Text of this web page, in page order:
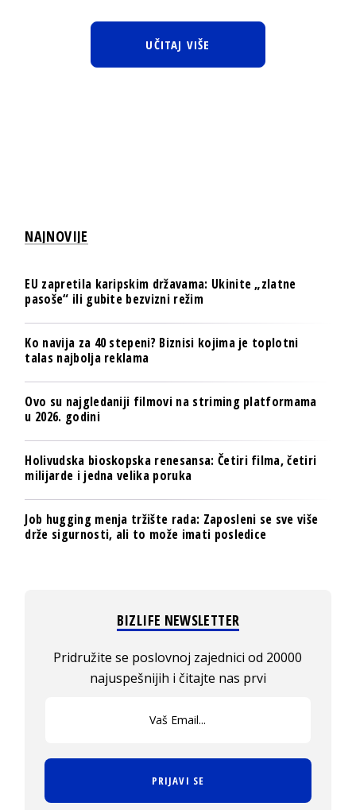
UČITAJ VIŠE
NAJNOVIJE
EU zapretila karipskim državama: Ukinite „zlatne
pasoše“ ili gubite bezvizni režim
Ko navija za 40 stepeni? Biznisi kojima je toplotni
talas najbolja reklama
Ovo su najgledaniji filmovi na striming platformama
u 2026. godini
Holivudska bioskopska renesansa: Četiri filma, četiri
milijarde i jedna velika poruka
Job hugging menja tržište rada: Zaposleni se sve više
drže sigurnosti, ali to može imati posledice
BIZLIFE NEWSLETTER
Pridružite se poslovnoj zajednici od 20000
najuspešnijih i čitajte nas prvi
PRIJAVI SE